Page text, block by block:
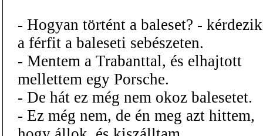
- Hogyan történt a baleset? - kérdezik
a férfit a baleseti sebészeten.
- Mentem a Trabanttal, és elhajtott
mellettem egy Porsche.
- De hát ez még nem okoz balesetet.
- Ez még nem, de én meg azt hittem,